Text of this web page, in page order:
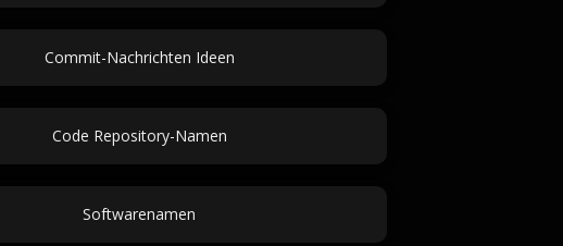
Commit-Nachrichten Ideen
Code Repository-Namen
Softwarenamen